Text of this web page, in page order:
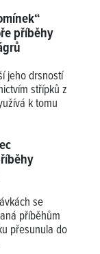
příběhy
jeho drsností
střípků z
k tomu
se
příběhům
přesunula do